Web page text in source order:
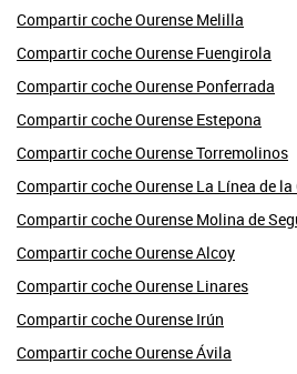
Compartir coche Ourense Melilla
Compartir coche Ourense Fuengirola
Compartir coche Ourense Ponferrada
Compartir coche Ourense Estepona
Compartir coche Ourense Torremolinos
Compartir coche Ourense La Línea de
Compartir coche Ourense Molina de
Compartir coche Ourense Alcoy
Compartir coche Ourense Linares
Compartir coche Ourense Irún
Compartir coche Ourense Ávila